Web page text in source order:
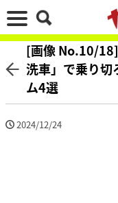
[画像 No.10/
洗車」で乗り切
ム4選
2024/12/24